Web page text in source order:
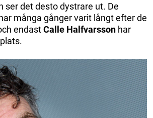
ser det desto dystrare ut. De
många gånger varit långt efter de
endastCalle Halfvarsson har